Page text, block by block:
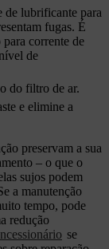
de lubrificante para
fugas. É
corrente de
de
do filtro de ar.
e elimine a
preservam a sua
– o que o
sujos podem
a manutenção
tempo, pode
redução
se